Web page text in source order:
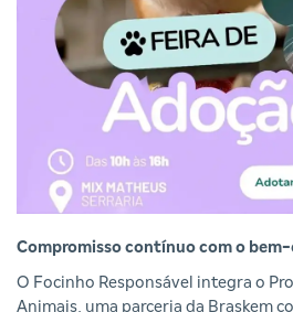
Compromisso contínuo com o bem-
O Focinho Responsável integra o
Animais, uma parceria da Braskem